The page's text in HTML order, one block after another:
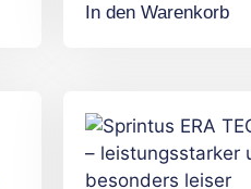
In den Warenkorb